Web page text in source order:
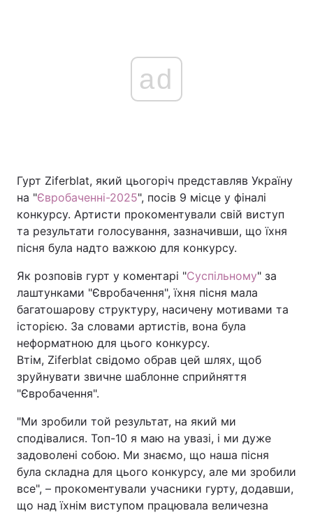
Головна Війна
Україна
Економіка Світ
Техно і зв'язок Лайт
Зброя Інциденти
Здоров'я Туризм
Цікавинки
Екологія Регіони
Лонгріди
Відео з Youtube Статті
ad
Гурт Ziferblat, який цьогоріч представляв Україну
на "Євробаченні-2025", посів 9 місце у фіналі
конкурсу. Артисти прокоментували свій виступ
та результати голосування, зазначивши, що їхня
пісня була надто важкою для конкурсу.
Як розповів гурт у коментарі "Суспільному" за
лаштунками "Євробачення", їхня пісня мала
багатошарову структуру, насичену мотивами та
історією. За словами артистів, вона була
неформатною для цього конкурсу.
Втім, Ziferblat свідомо обрав цей шлях, щоб
зруйнувати звичне шаблонне сприйняття
"Євробачення".
"Ми зробили той результат, на який ми
сподівалися. Топ-10 я маю на увазі, і ми дуже
задоволені собою. Ми знаємо, що наша пісня
була складна для цього конкурсу, але ми зробили
все", – прокоментували учасники гурту, додавши,
що над їхнім виступом працювала величезна